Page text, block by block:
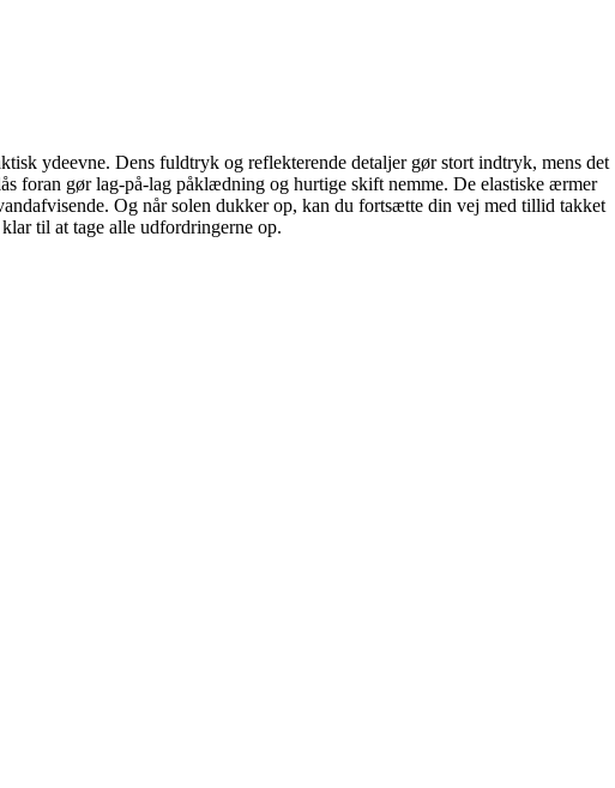
ydeevne. Dens fuldtryk og reflekterende detaljer gør stort indtryk, mens det
foran gør lag-på-lag påklædning og hurtige skift nemme. De elastiske ærmer
Og når solen dukker op, kan du fortsætte din vej med tillid takket
til at tage alle udfordringerne op.